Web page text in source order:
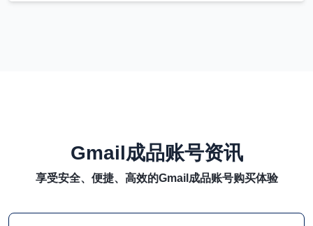
Gmail成品账号资讯
享受安全、便捷、高效的Gmail成品账号购买体验